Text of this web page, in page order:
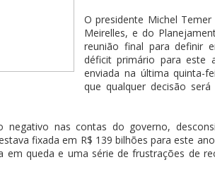
O presidente Michel
Meirelles, e do
reunião final para definir
déficit primário para este
enviada na última quinta-
que qualquer decisão
nas contas do governo,
fixada em R$ 139 bilhões para este
em queda e uma série de frustrações de